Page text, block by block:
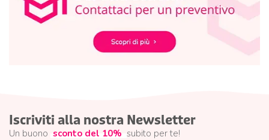
Iscriviti alla nostra Newsletter
Un buono sconto del 10% subito per te!